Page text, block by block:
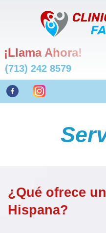
¡Llama Ahora!
(713) 242 8579
¿Qué ofrece
Hispana?